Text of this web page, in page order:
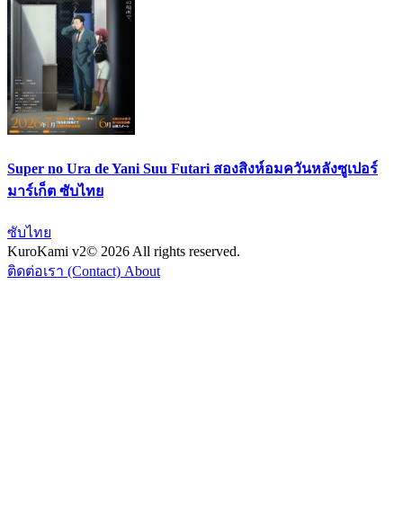
Super no Ura de Yani Suu Futari สองสิงห์อมควันหลังซูเปอร์
มาร์เก็ต ซับไทย
ซับไทย
KuroKami v2© 2026 All rights reserved.
ติดต่อเรา (Contact) About